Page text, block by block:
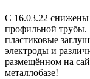
С 16.03.22 снижены
профильной трубы.
пластиковые
электроды и
размещённом на
металлобазе!